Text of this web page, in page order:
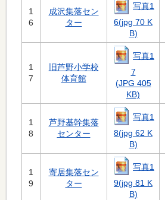
1
6
成沢集落セン
ター
写真1
6(jpg 70 K
B)
1
7
旧芦野小学校
体育館
写真1
7
(JPG 405
KB)
1
8
芦野基幹集落
センター
写真1
8(jpg 62 K
B)
1
9
寄居集落セン
ター
写真1
9(jpg 81 K
B)